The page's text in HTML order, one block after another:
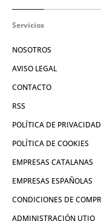
Servicios
NOSOTROS
AVISO LEGAL
CONTACTO
RSS
POLÍTICA DE PRIVACIDAD
POLÍTICA DE COOKIES
EMPRESAS CATALANAS
EMPRESAS ESPAÑOLAS
CONDICIONES DE
ADMINISTRACIÓN UTIQ